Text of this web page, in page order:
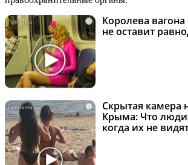
i
Королева
не оставит
i
Скрытая камера
Крыма: Что
когда их не